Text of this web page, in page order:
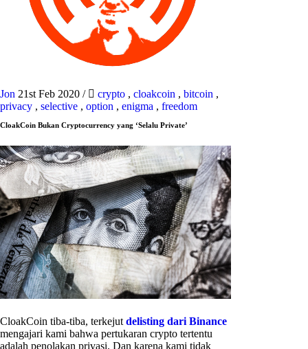
Jon 21st Feb 2020 / crypto , cloakcoin , bitcoin ,
privacy , selective , option , enigma , freedom
CloakCoin Bukan Cryptocurrency yang ‘Selalu Private’
CloakCoin tiba-tiba, terkejut delisting dari Binance
mengajari kami bahwa pertukaran crypto tertentu
adalah penolakan privasi. Dan karena kami tidak